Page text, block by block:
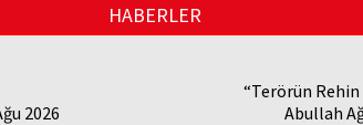
HABERLER
2026
“Terörün Rehin
Abullah